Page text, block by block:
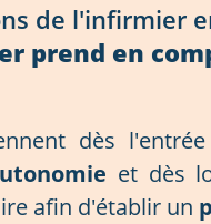
de l'infirmier
prend en
dès
et dès
afin d'établir un